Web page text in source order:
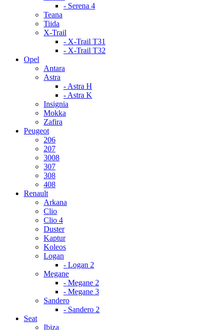
- Serena 4
Teana
Tiida
X-Trail
- X-Trail T31
- X-Trail T32
Opel
Antara
Astra
- Astra H
- Astra K
Insignia
Mokka
Zafira
Peugeot
206
207
3008
307
308
408
Renault
Arkana
Clio
Clio 4
Duster
Kaptur
Koleos
Logan
- Logan 2
Megane
- Megane 2
- Megane 3
Sandero
- Sandero 2
Seat
Ibiza